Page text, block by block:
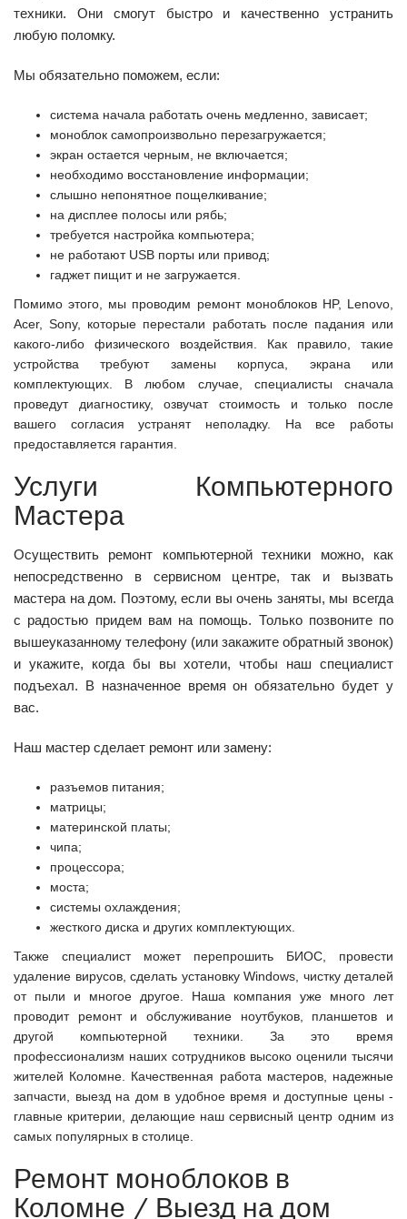
техники. Они смогут быстро и качественно устранить
любую поломку.
Мы обязательно поможем, если:
система начала работать очень медленно, зависает;
моноблок самопроизвольно перезагружается;
экран остается черным, не включается;
необходимо восстановление информации;
слышно непонятное пощелкивание;
на дисплее полосы или рябь;
требуется настройка компьютера;
не работают USB порты или привод;
гаджет пищит и не загружается.
Помимо этого, мы проводим ремонт моноблоков HP, Lenovo,
Acer, Sony, которые перестали работать после падания или
какого-либо физического воздействия. Как правило, такие
устройства требуют замены корпуса, экрана или
комплектующих. В любом случае, специалисты сначала
проведут диагностику, озвучат стоимость и только после
вашего согласия устранят неполадку. На все работы
предоставляется гарантия.
Услуги Компьютерного
Мастера
Осуществить ремонт компьютерной техники можно, как
непосредственно в сервисном центре, так и вызвать
мастера на дом. Поэтому, если вы очень заняты, мы всегда
с радостью придем вам на помощь. Только позвоните по
вышеуказанному телефону (или закажите обратный звонок)
и укажите, когда бы вы хотели, чтобы наш специалист
подъехал. В назначенное время он обязательно будет у
вас.
Наш мастер сделает ремонт или замену:
разъемов питания;
матрицы;
материнской платы;
чипа;
процессора;
моста;
системы охлаждения;
жесткого диска и других комплектующих.
Также специалист может перепрошить БИОС, провести
удаление вирусов, сделать установку Windows, чистку деталей
от пыли и многое другое. Наша компания уже много лет
проводит ремонт и обслуживание ноутбуков, планшетов и
другой компьютерной техники. За это время
профессионализм наших сотрудников высоко оценили тысячи
жителей Коломне. Качественная работа мастеров, надежные
запчасти, выезд на дом в удобное время и доступные цены -
главные критерии, делающие наш сервисный центр одним из
самых популярных в столице.
Ремонт моноблоков в
Коломне / Выезд на дом